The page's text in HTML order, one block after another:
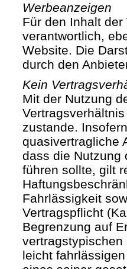
Werbeanzeigen
Für den Inhalt
verantwortlich,
Website. Die
durch den
Kein
Mit der Nutzung
zustande.
quasivertragliche
dass die Nutzung
führen sollte, gilt
Fahrlässigkeit
Vertragspflicht
Begrenzung auf
leicht